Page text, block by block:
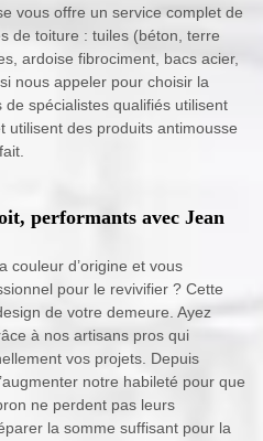
vous offre un service complet de
de toiture : tuiles (béton, terre
ardoise fibrociment, bacs acier,
nous appeler pour choisir la
spécialistes qualifiés utilisent
utilisent des produits antimousse
performants avec Jean
couleur d’origine et vous
pour le revivifier ? Cette
de votre demeure. Ayez
à nos artisans pros qui
vos projets. Depuis
notre habileté pour que
ne perdent pas leurs
la somme suffisant pour la